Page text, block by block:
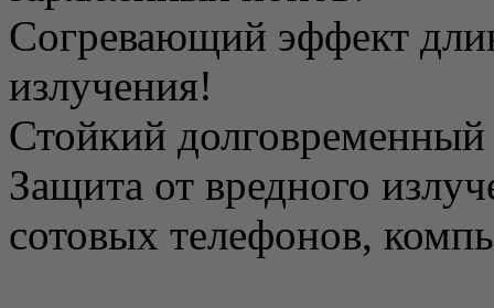
Согревающий эффект
излучения!
Стойкий
Защита от вредного
сотовых телефонов,